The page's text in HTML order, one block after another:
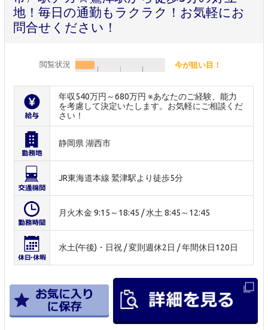
地！毎日の通勤もラクラク！お気軽にお
問合せください！
閲覧状況 今が狙い目！
年収540万円～680万円 ※あなたのご経験、能力
を考慮して決定いたします。お気軽にご相談くだ
さい！
静岡県 湖西市
JR東海道本線 鷲津駅より徒歩5分
月火木金 9:15～18:45 / 水土 8:45～12:45
水土(午後)・日祝 / 変則週休2日 / 年間休日120日